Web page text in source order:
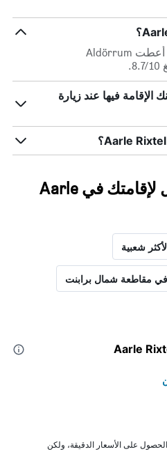
368 من تقييمات المستخدمين أعطت Aldörrum
الإقامة فيها عند زيارة
اعثر على نتائج أفضل لإقامتك في Aarle
شعبية
مقاطعة شمال برابنت